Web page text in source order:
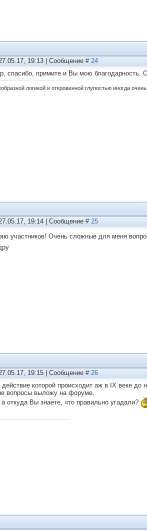
19:13 | Сообщение # 24
спасибо, примите и Вы мою благодарность.
логикой и откровенной глупостью иногда очень
19:14 | Сообщение # 25
участников! Очень сложные для меня
19:15 | Сообщение # 26
действие которой происходит аж в IX веке
вопросы выложу на форуме.
, а откуда Вы знаете, что правильно угадали?